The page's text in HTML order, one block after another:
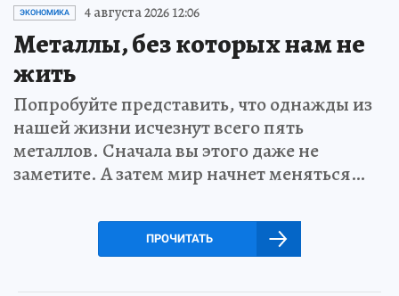
ЭКОНОМИКА 4 августа 2026 12:06
Металлы, без которых нам не
жить
Попробуйте представить, что однажды из
нашей жизни исчезнут всего пять
металлов. Сначала вы этого даже не
заметите. А затем мир начнет меняться…
ПРОЧИТАТЬ